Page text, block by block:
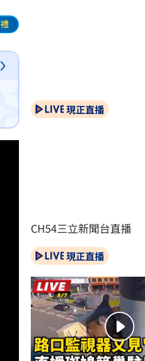
現正直播
CH54三立新聞台直播
現正直播